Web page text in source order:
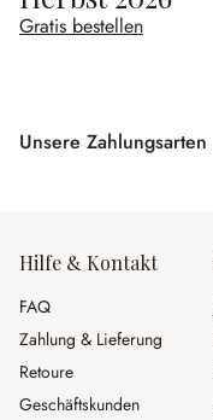
Gratis bestellen
Unsere Zahlungsarten
Hilfe & Kontakt
FAQ
Zahlung & Lieferung
Retoure
Geschäftskunden